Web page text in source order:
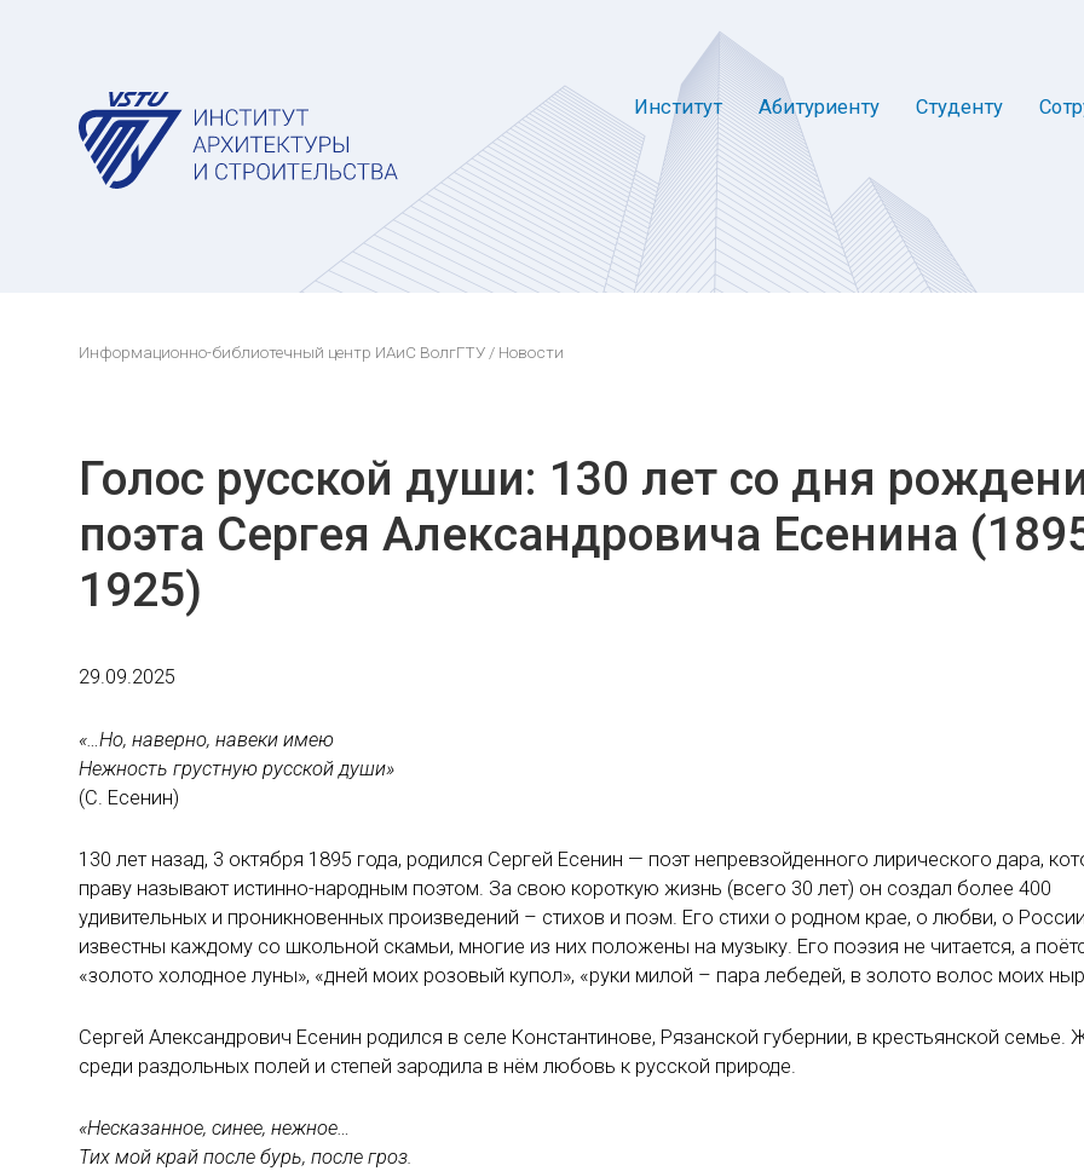
Институт Абитуриенту Студенту
Информационно-библиотечный центр ИАиС ВолгГТУ / Новости
Голос русской души: 130 лет со дня
поэта Сергея Александровича Есенина
1925)
29.09.2025
«…Но, наверно, навеки имею
Нежность грустную русской души»
(С. Есенин)
130 лет назад, 3 октября 1895 года, родился Сергей Есенин — поэт непревзойденного лирического дара,
праву называют истинно-народным поэтом. За свою короткую жизнь (всего 30 лет) он создал более 400
удивительных и проникновенных произведений – стихов и поэм. Его стихи о родном крае, о любви, о России
известны каждому со школьной скамьи, многие из них положены на музыку. Его поэзия не читается, а
«золото холодное луны», «дней моих розовый купол», «руки милой – пара лебедей, в золото волос моих
Сергей Александрович Есенин родился в селе Константинове, Рязанской губернии, в крестьянской семье.
среди раздольных полей и степей зародила в нём любовь к русской природе.
«Несказанное, синее, нежное…
Тих мой край после бурь, после гроз.